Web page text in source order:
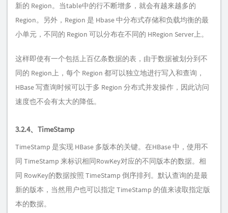
新的 Region。当table中的行不断增多，就会有越来越多的
Region。另外，Region 是 Hbase 中分布式存储和负载均衡的最
小单元，不同的 Region 可以分布在不同的 HRegion Server上。
这样即使有一个包括上百亿条数据的表，由于数据被划分到不
同的 Region上，每个 Region 都可以独立地进行写入和查询，
HBase 写查询时候可以于多 Region 分布式并发操作，因此访问
速度也不会有太大的降低。
3.2.4、TimeStamp
TimeStamp 是实现 HBase 多版本的关键。在HBase 中，使用不
同 TimeStamp 来标识相同RowKey对应的不同版本的数据。相
同 RowKey的数据按照 TimeStamp 倒序排列。默认查询的是最
新的版本，当然用户也可以指定 TimeStamp 的值来读取指定版
本的数据。